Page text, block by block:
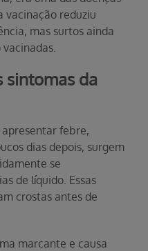
vacinação reduziu
mas surtos ainda
sintomas da
febre,
dias depois, surgem
se
de líquido. Essas
crostas antes de
marcante e causa